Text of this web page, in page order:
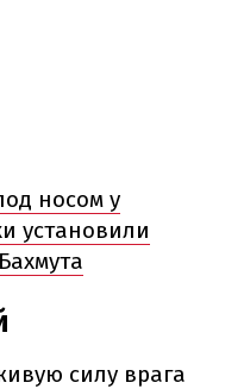
носом у
установили
силу врага